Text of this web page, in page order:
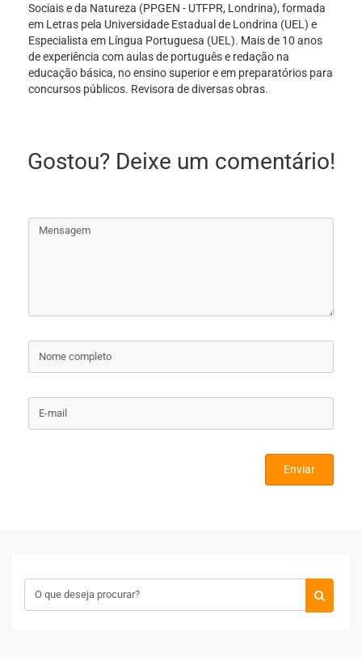
Sociais e da Natureza (PPGEN - UTFPR, Londrina), formada
em Letras pela Universidade Estadual de Londrina (UEL) e
Especialista em Língua Portuguesa (UEL). Mais de 10 anos
de experiência com aulas de português e redação na
educação básica, no ensino superior e em preparatórios para
concursos públicos. Revisora de diversas obras.
Gostou? Deixe um comentário!
Enviar